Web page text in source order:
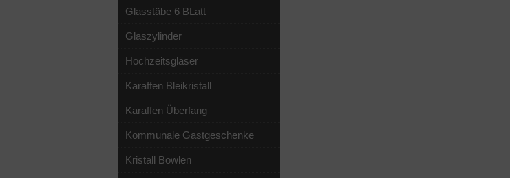
Glasstäbe 6 BLatt
Glaszylinder
Hochzeitsgläser
Karaffen Bleikristall
Karaffen Überfang
Kommunale Gastgeschenke
Kristall Bowlen